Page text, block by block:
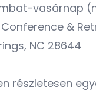
vasárnap
&
NC 28644
részletesen